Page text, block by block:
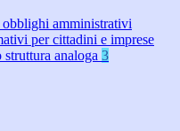
obblighi amministrativi
per cittadini e imprese
analoga 3